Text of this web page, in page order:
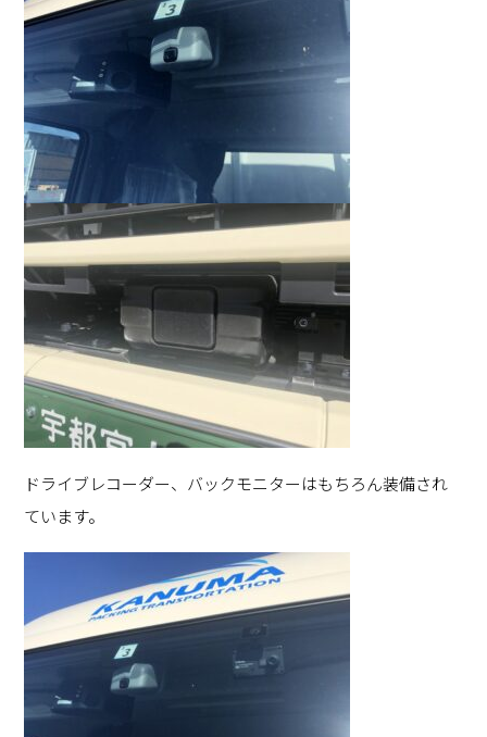
ドライブレコーダー、バックモニターはもちろん装備され
ています。